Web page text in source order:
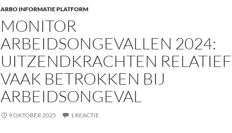
ARBO INFORMATIE PLATFORM
MONITOR
ARBEIDSONGEVALLEN 2024:
UITZENDKRACHTEN RELATIEF
VAAK BETROKKEN BIJ
ARBEIDSONGEVAL
9 OKTOBER 2025 1 REACTIE